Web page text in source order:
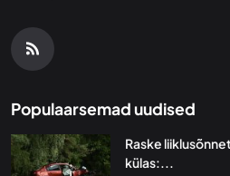
Populaarsemad uudised
Raske
külas:...